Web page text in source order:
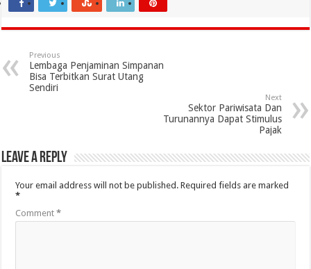
Previous
Lembaga Penjaminan Simpanan
Bisa Terbitkan Surat Utang
Sendiri
Next
Sektor Pariwisata Dan
Turunannya Dapat Stimulus
Pajak
Leave a Reply
Your email address will not be published. Required fields are marked
*
Comment*